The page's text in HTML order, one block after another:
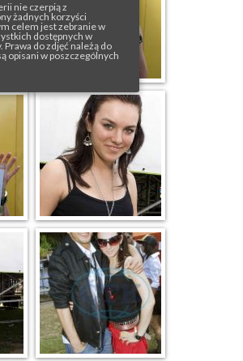
nie czerpią z
żadnych korzyści
celem jest zebranie w
dostępnych w
Prawa do zdjęć należą do
opisani w poszczególnych